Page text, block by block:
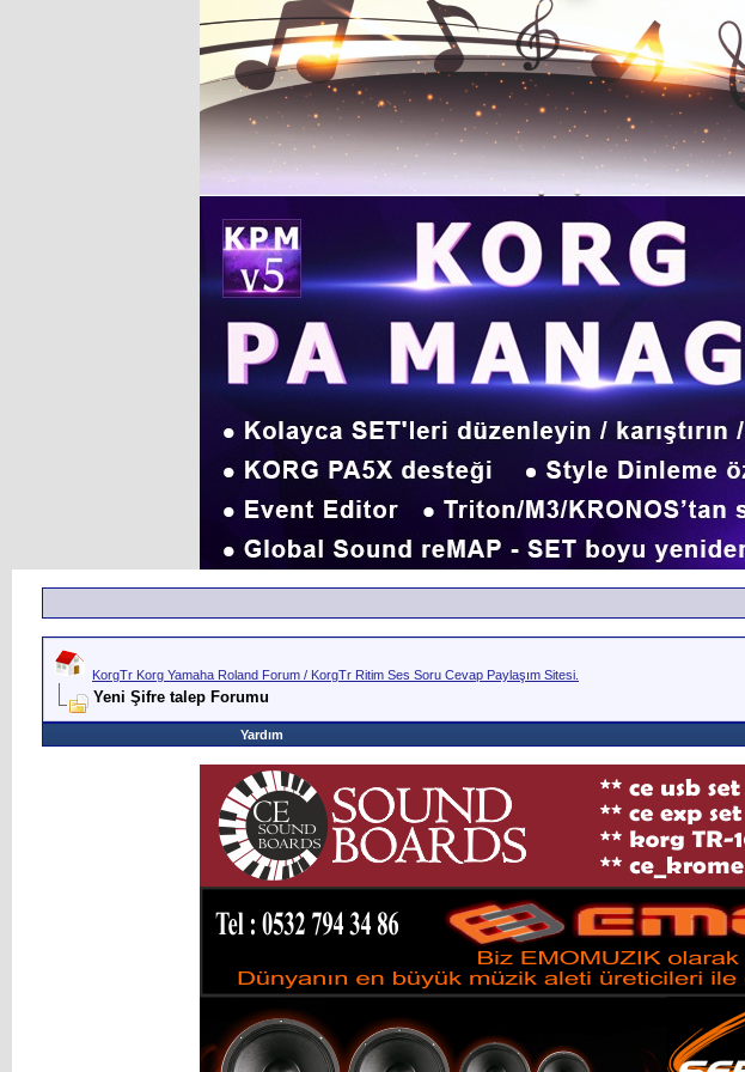
KorgTr Korg Yamaha Roland Forum / KorgTr Ritim Ses Soru Cevap Paylaşım Sitesi.
Yeni Şifre talep Forumu
Yardım